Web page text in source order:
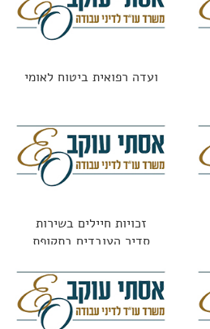
ועדה רפואית ביטוח לאומי
זכויות חיילים בשירות
סדיר העובדים בתקופת